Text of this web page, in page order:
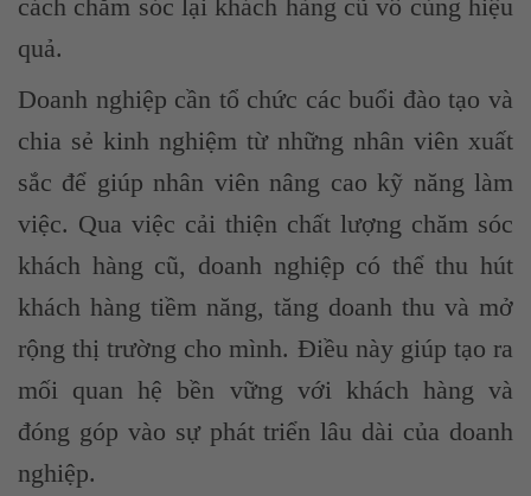
cách chăm sóc lại khách hàng cũ vô cùng hiệu
quả.
Doanh nghiệp cần tổ chức các buổi đào tạo và
chia sẻ kinh nghiệm từ những nhân viên xuất
sắc để giúp nhân viên nâng cao kỹ năng làm
việc. Qua việc cải thiện chất lượng chăm sóc
khách hàng cũ, doanh nghiệp có thể thu hút
khách hàng tiềm năng, tăng doanh thu và mở
rộng thị trường cho mình. Điều này giúp tạo ra
mối quan hệ bền vững với khách hàng và
đóng góp vào sự phát triển lâu dài của doanh
nghiệp.